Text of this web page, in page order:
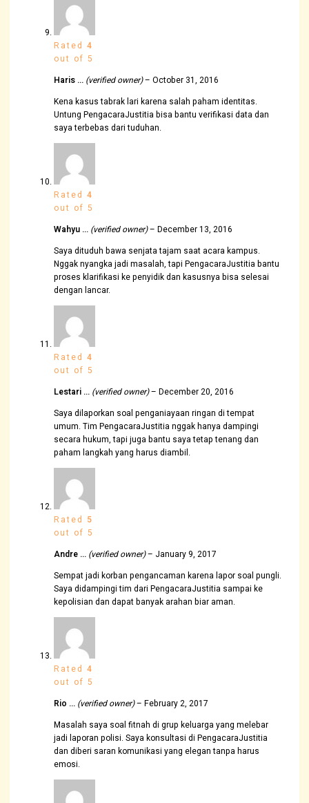
Rated4
out of 5
Haris … (verified owner)– October 31, 2016
Kena kasus tabrak lari karena salah paham identitas.
Untung PengacaraJustitia bisa bantu verifikasi data dan
saya terbebas dari tuduhan.
Rated4
out of 5
Wahyu … (verified owner)– December 13, 2016
Saya dituduh bawa senjata tajam saat acara kampus.
Nggak nyangka jadi masalah, tapi PengacaraJustitia bantu
proses klarifikasi ke penyidik dan kasusnya bisa selesai
dengan lancar.
Rated4
out of 5
Lestari … (verified owner)– December 20, 2016
Saya dilaporkan soal penganiayaan ringan di tempat
umum. Tim PengacaraJustitia nggak hanya dampingi
secara hukum, tapi juga bantu saya tetap tenang dan
paham langkah yang harus diambil.
Rated 5
out of 5
Andre … (verified owner)– January 9, 2017
Sempat jadi korban pengancaman karena lapor soal pungli.
Saya didampingi tim dari PengacaraJustitia sampai ke
kepolisian dan dapat banyak arahan biar aman.
Rated4
out of 5
Rio … (verified owner)– February 2, 2017
Masalah saya soal fitnah di grup keluarga yang melebar
jadi laporan polisi. Saya konsultasi di PengacaraJustitia
dan diberi saran komunikasi yang elegan tanpa harus
emosi.